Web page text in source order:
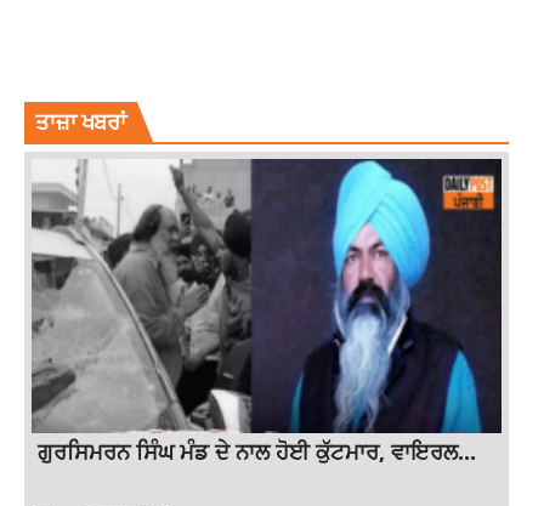
ਤਾਜ਼ਾ ਖਬਰਾਂ
ਗੁਰਸਿਮਰਨ ਸਿੰਘ ਮੰਡ ਦੇ ਨਾਲ ਹੋਈ ਕੁੱਟਮਾਰ, ਵਾਇਰਲ...